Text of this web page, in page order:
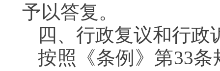
予以答复。
四、行政复议和行政
按照《条例》第33